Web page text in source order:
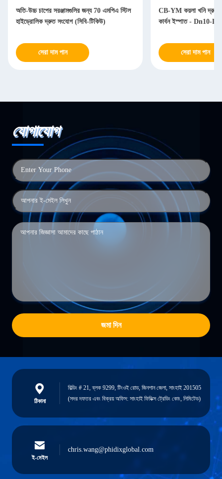
অতি-উচ্চ চাপের সরঞ্জামগুলির জন্য 70 এমপিএ স্টিল
হাইড্রোলিক দ্রুত সংযোগ (সিবি-টিকিউ)
সেরা দাম পান
CB-YM কয়লা খনি দ্রুত
কার্বন ইস্পাত - Dn10-
সেরা দাম পান
যোগাযোগ
জমা দিন
ঠিকানা
বিল্ডিং # 21, ব্লক 9299, টিংওই রোড, জিনশান জেলা, সাংহাই 201505
(সদর দফতর এবং বিক্রয় অফিস: সাংহাই ফিডিক্স ট্রেডিং কোং, লিমিটেড)
ই-মেইল
chris.wang@phidixglobal.com